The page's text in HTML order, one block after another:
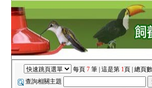
每頁 7 筆 | 這是第 1頁 | 總頁
查詢相關主題